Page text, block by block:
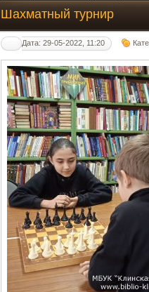
Шахматный турнир
Дата: 29-05-2022, 11:20